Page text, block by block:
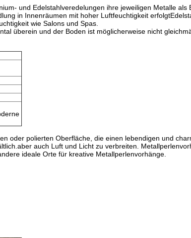
und Edelstahlveredelungen ihre jeweiligen Metalle als
in Innenräumen mit hoher Luftfeuchtigkeit
wie Salons und Spas.
überein und der Boden ist möglicherweise nicht
oder polierten Oberfläche, die einen lebendigen und
auch Luft und Licht zu verbreiten.
ideale Orte für kreative Metallperlenvorhänge.